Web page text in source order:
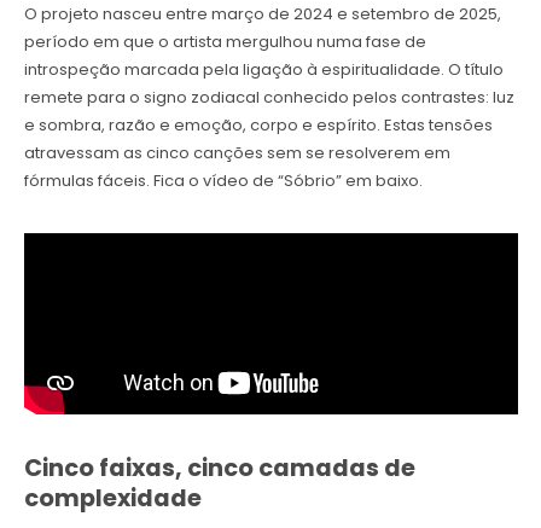
O projeto nasceu entre março de 2024 e setembro de 2025,
período em que o artista mergulhou numa fase de
introspeção marcada pela ligação à espiritualidade. O título
remete para o signo zodiacal conhecido pelos contrastes: luz
e sombra, razão e emoção, corpo e espírito. Estas tensões
atravessam as cinco canções sem se resolverem em
fórmulas fáceis. Fica o vídeo de “Sóbrio” em baixo.
Cinco faixas, cinco camadas de
complexidade